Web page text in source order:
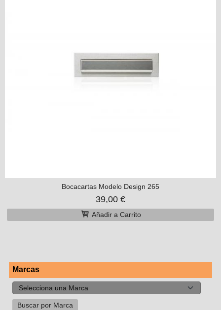
Marcas
Bocacartas Modelo Design 265
39,00 €
Añadir a Carrito